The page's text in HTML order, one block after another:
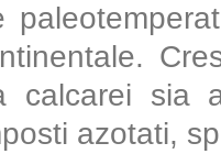
calcarei sia
azotati,